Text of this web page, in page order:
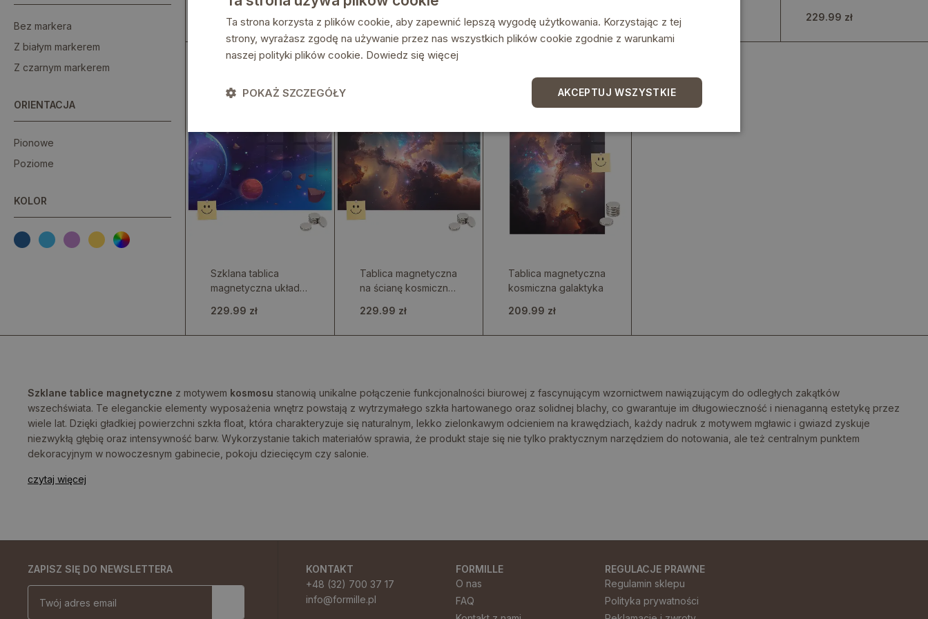
Bez markera
Z białym markerem
Z czarnym markerem
ORIENTACJA
Pionowe
Poziome
KOLOR
gwiezdna
229.99 zł
kosmonauta
229.99 zł
229.99 zł
229.99 zł 229.99 zł
Szklana tablica
magnetyczna układ
229.99 zł
Tablica magnetyczna
na ścianę kosmiczne
229.99 zł
Tablica magnetyczna
kosmiczna galaktyka
209.99 zł
Szklane tablice magnetyczne z motywem kosmosu stanowią unikalne połączenie funkcjonalności biurowej z fascynującym wzornictwem nawiązującym do odległych zakątków
wszechświata. Te eleganckie elementy wyposażenia wnętrz powstają z wytrzymałego szkła hartowanego oraz solidnej blachy, co gwarantuje im długowieczność i nienaganną estetykę przez
wiele lat. Dzięki gładkiej powierzchni szkła float, która charakteryzuje się naturalnym, lekko zielonkawym odcieniem na krawędziach, każdy nadruk z motywem mgławic i gwiazd zyskuje
niezwykłą głębię oraz intensywność barw. Wykorzystanie takich materiałów sprawia, że produkt staje się nie tylko praktycznym narzędziem do notowania, ale też centralnym punktem
dekoracyjnym w nowoczesnym gabinecie, pokoju dziecięcym czy salonie.
czytaj więcej
ZAPISZ SIĘ DO NEWSLETTERA
KONTAKT
+48 (32) 700 37 17
info@formille.pl
FORMILLE
O nas
FAQ
REGULACJE PRAWNE
Regulamin sklepu
Polityka prywatności
Ta strona korzysta z plików cookie, aby zapewnić lepszą wygodę użytkowania. Korzystając z tej
strony, wyrażasz zgodę na używanie przez nas wszystkich plików cookie zgodnie z warunkami
naszej polityki plików cookie. Dowiedz się więcej
AKCEPTUJ WSZYSTKIE
POKAŻ SZCZEGÓŁY